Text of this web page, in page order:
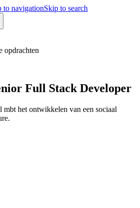
to navigationSkip to search
opdrachten
Full Stack Developer
mbt het ontwikkelen van een sociaal